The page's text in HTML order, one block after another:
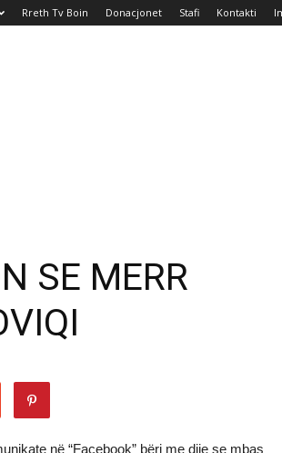
Rreth Tv Boin Donacjonet Stafi Kontakti
SE MERR
në “Facebook” bëri me dije se mbas